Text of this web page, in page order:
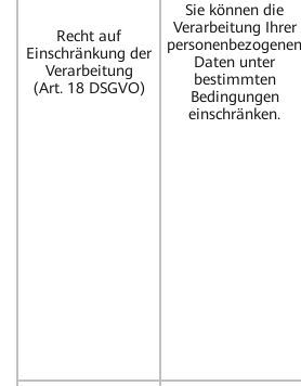
Recht auf
Einschränkung der
Verarbeitung
(Art. 18 DSGVO)
Sie können die
Verarbeitung Ihrer
personenbezogenen
Daten unter
bestimmten
Bedingungen
einschränken.